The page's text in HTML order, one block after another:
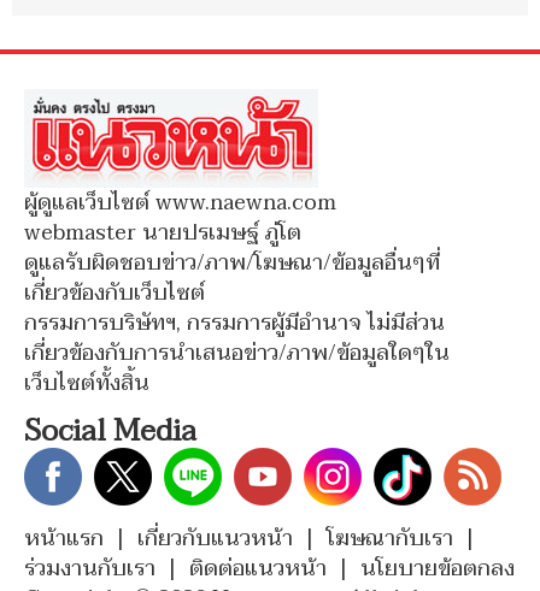
ผู้ดูแลเว็บไซต์ www.naewna.com
webmaster นายปรเมษฐ์ ภู่โต
ดูแลรับผิดชอบข่าว/ภาพ/โฆษณา/ข้อมูลอื่นๆที่
เกี่ยวข้องกับเว็บไซต์
กรรมการบริษัทฯ, กรรมการผู้มีอำนาจ ไม่มีส่วน
เกี่ยวข้องกับการนำเสนอข่าว/ภาพ/ข้อมูลใดๆใน
เว็บไซต์ทั้งสิ้น
Social Media
หน้าแรก | เกี่ยวกับแนวหน้า | โฆษณากับเรา |
ร่วมงานกับเรา | ติดต่อแนวหน้า | นโยบายข้อตกลง